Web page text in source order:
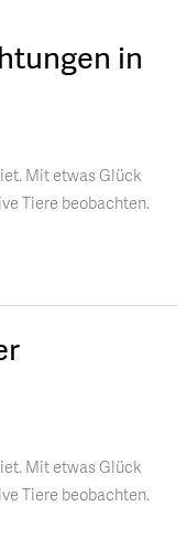
in
Mit etwas Glück
Tiere beobachten.
Mit etwas Glück
Tiere beobachten.